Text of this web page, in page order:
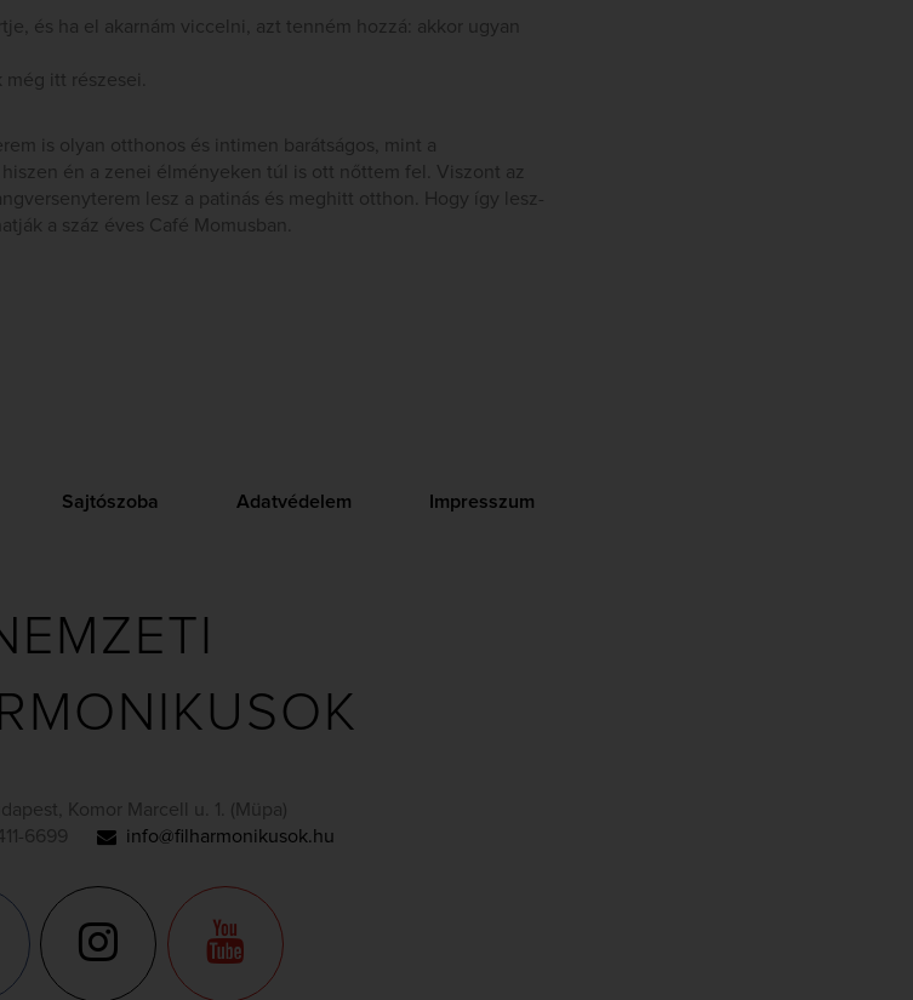
és ha el akarnám viccelni, azt tenném hozzá: akkor ugyan
itt részesei.
is olyan otthonos és intimen barátságos, mint a
én a zenei élményeken túl is ott nőttem fel. Viszont az
lesz a patinás és meghitt otthon. Hogy így lesz-
a száz éves Café Momusban.
Sajtószoba Adatvédelem Impresszum
Komor Marcell u. 1. (Müpa)
6699 info@filharmonikusok.hu